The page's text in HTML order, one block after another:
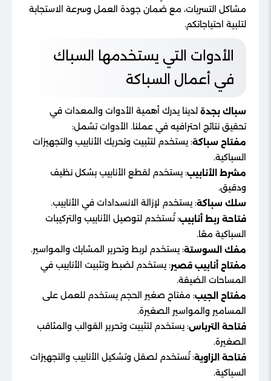
مشاكل التسربات، مع ضمان جودة العمل وسرعة الاستجابة
لتلبية احتياجاتكم.
الأدوات التي يستخدمها السباك
في أعمال السباكة
سباك بجدة لدينا يدرك أهمية الأدوات والمعدات في
تحقيق نتائج احترافيه في عملنا. الأدوات تشمل:
مفتاح سباكة: يستخدم لتثبيت وتحريك الأنابيب والتجهيزات
السباكية.
مشرط الأنابيب: يستخدم لقطع الأنابيب بشكل نظيف
ودقيق.
سلك سباكة: يستخدم لإزالة الانسدادات في الأنابيب.
فتاحة ربط أنابيب: تُستخدم لتوصيل الأنابيب والتركيبات
السباكية معًا.
مفك السوستة: يستخدم لربط وتحرير المشابك والمواسير.
مفتاح أنابيب قصير: يستخدم لضبط وتثبيت الأنابيب في
المساحات الضيقة.
مفتاح الجيب: مفتاح صغير الحجم يستخدم للعمل على
المسامير والمواسير الصغيرة.
فتاحة الترباس: يستخدم لتثبيت وتحرير القوالب والمثاقب
الصغيرة.
فتاحة الزاوية: تُستخدم لصقل وتشكيل الأنابيب والتجهيزات
السباكية.